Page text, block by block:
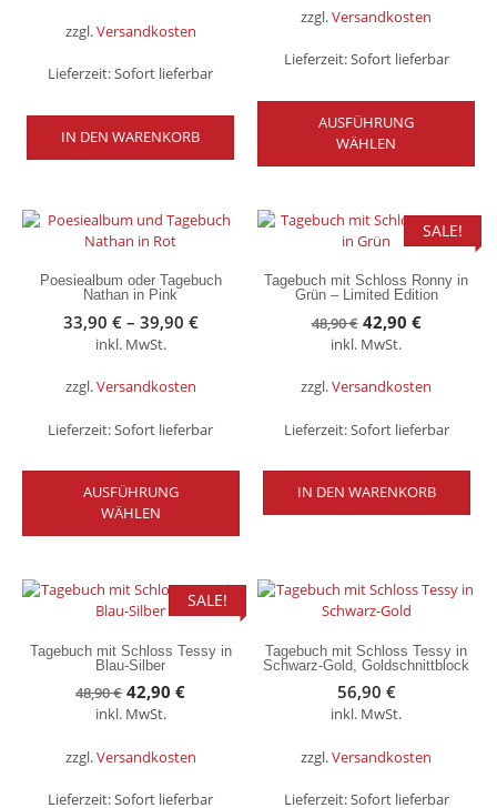
zzgl.Versandkosten
Lieferzeit:Sofort lieferbar
IN DEN WARENKORB
zzgl.Versandkosten
Lieferzeit:Sofort lieferbar
AUSFÜHRUNG
WÄHLEN
Poesiealbum oder Tagebuch
Nathan in Pink
33,90 €– 39,90 €
inkl. MwSt.
zzgl.Versandkosten
Lieferzeit:Sofort lieferbar
AUSFÜHRUNG
WÄHLEN
Dieses
weist
mehrere
auf.
Die
Optionen
SALE!
Tagebuch mit Schloss Ronny in
Grün – Limited Edition
48,90€ Ursprünglicher
Preis
48,90 €
42,90 €Aktueller
42,90 €.
inkl. MwSt.
zzgl.Versandkosten
Lieferzeit:Sofort lieferbar
IN DEN WARENKORB
SALE!
Tagebuch mit Schloss Tessy in
Blau-Silber
48,90€Ursprünglicher
Preis
48,90 €
42,90€Aktueller
42,90 €.
inkl. MwSt.
zzgl.Versandkosten
Lieferzeit:Sofort lieferbar
Tagebuch mit Schloss Tessy in
Schwarz-Gold, Goldschnittblock
56,90 €
inkl. MwSt.
zzgl.Versandkosten
Lieferzeit:Sofort lieferbar